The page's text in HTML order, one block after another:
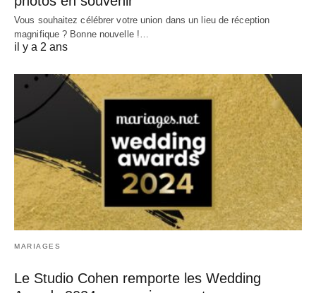
Vous souhaitez célébrer votre union dans un lieu de réception
magnifique ? Bonne nouvelle !…
il y a 2 ans
MARIAGES
Le Studio Cohen remporte les Wedding